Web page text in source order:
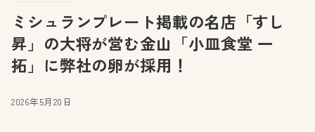
ミシュランプレート掲載の名店「すし
昇」の大将が営む金山「小皿食堂 一
拓」に弊社の卵が採用！
2026年5月20日